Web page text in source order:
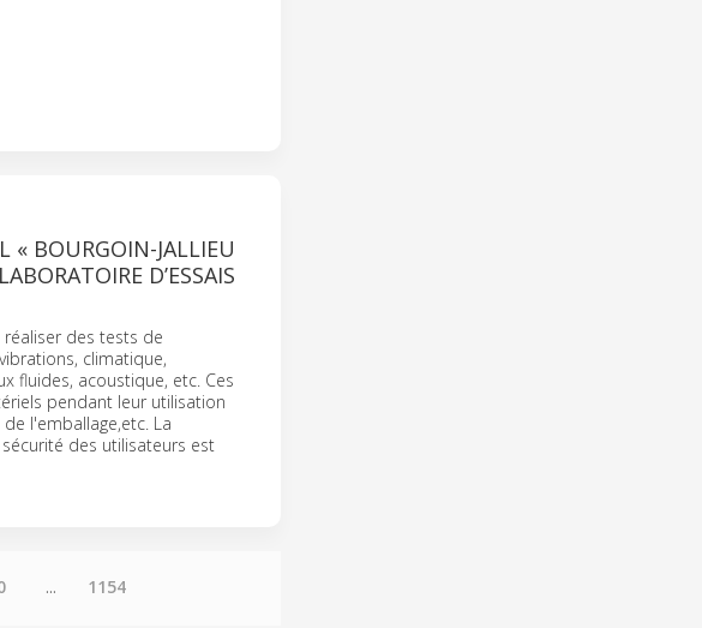
« BOURGOIN-JALLIEU
D’ESSAIS
réaliser des tests de
climatique,
fluides, acoustique, etc. Ces
pendant leur utilisation
l'emballage,etc. La
des utilisateurs est
... 1154